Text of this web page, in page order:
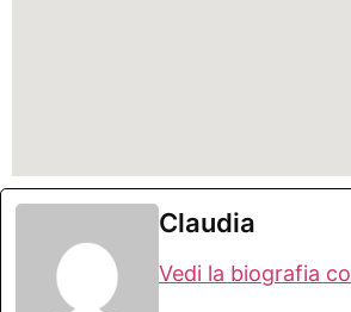
Claudia
Vedi la biografia